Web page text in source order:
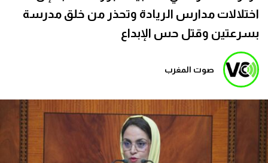
اختلالات مدارس الريادة وتحذر من خلق مدرسة
بسرعتين وقتل حس الإبداع
صوت المغرب